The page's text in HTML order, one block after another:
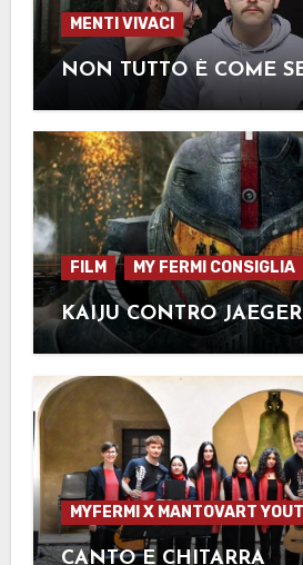
MENTI VIVACI
NON TUTTO È COME
FILM MY FERMI CONSIGLIA
KAIJU CONTRO
MYFERMI X MANTOVART
CANTO E CHITARRA